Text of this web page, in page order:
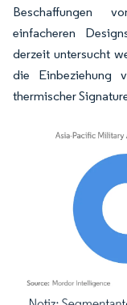
Beschaffungen
einfacheren
derzeit untersucht
die Einbeziehung
thermischer